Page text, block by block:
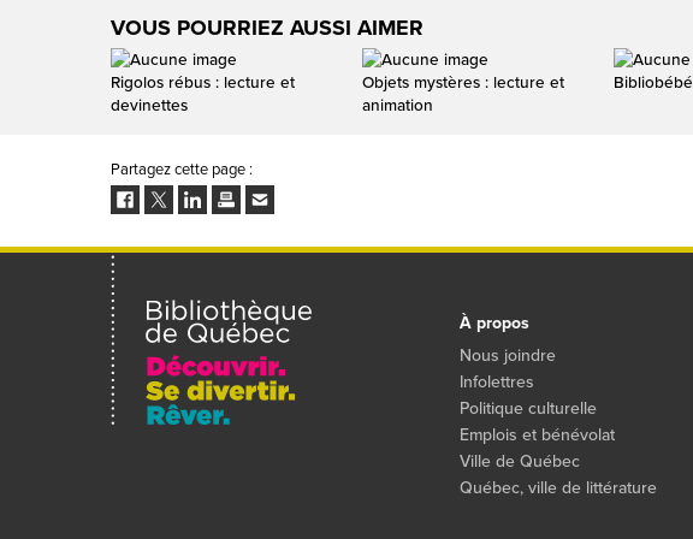
VOUS POURRIEZ AUSSI AIMER
Rigolos rébus : lecture et
devinettes
Objets mystères : lecture et
animation
Bibliobébé
Partagez cette page :
Facebook
TwitterLinkedInImprimerEnvoyer
un
À propos
Nous joindre
Infolettres
Politique culturelle
Emplois et bénévolat
Ville de Québec
Québec, ville de littérature